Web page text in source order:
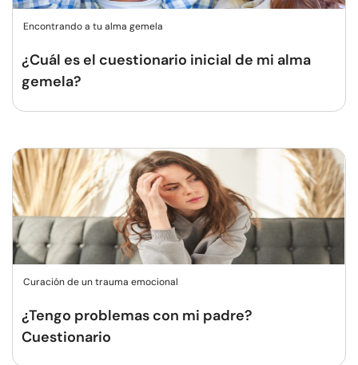
Encontrando a tu alma gemela
¿Cuál es el cuestionario inicial de mi alma
gemela?
Curación de un trauma emocional
¿Tengo problemas con mi padre?
Cuestionario